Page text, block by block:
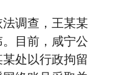
调查，王某某
目前，咸宁公
处以行政拘留